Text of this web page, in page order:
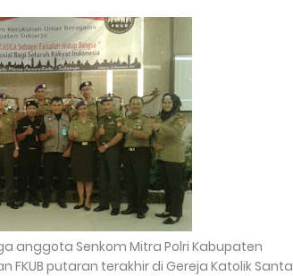
anggota Senkom Mitra Polri Kabupaten
putaran terakhir di Gereja Katolik Santa